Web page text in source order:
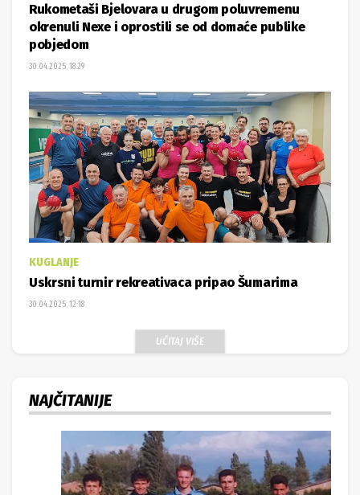
Rukometaši Bjelovara u drugom poluvremenu
okrenuli Nexe i oprostili se od domaće publike
pobjedom
30.04.2025. 18:29
KUGLANJE
Uskrsni turnir rekreativaca pripao Šumarima
30.04.2025. 12:18
UČITAJ VIŠE
NAJČITANIJE